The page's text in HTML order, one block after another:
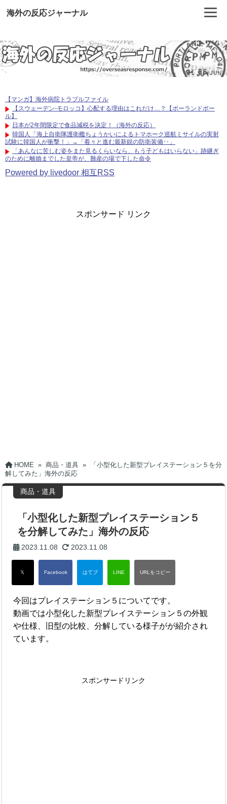
海外の反応ジャーナル
【マンガ】海外病院トラブルファイル
【スウェーデン-モロッコ】心配する理由はこれだけ…？【ポーランドボー
ル】
日本が2年間限定で食品減税を決定！（海外の反応）
韓国人「海上自衛隊護衛艦ちょうかいによるトマホーク巡航ミサイルの実射
試験に韓国人が衝撃！」→「着々と進む最新鋭の防衛装備‥」
「あんなに苦しむ姿をまた見るくらいなら、もう子どもはいらない」跡継ぎ
のために離婚までした皇帝が、難産の場で下した命令
Powered by livedoor 相互RSS
スポンサード リンク
HOME » 商品・道具 »
「小型化した新型プレイステーション５を分
解してみた」海外の反応
商品・道具
「小型化した新型プレイステーション５
を分解してみた」海外の反応
2023.11.08 2023.11.08
今回はプレイステーション５についてです。
動画では小型化した新型プレイステーション５の外観
や仕様、旧型の比較、分解している様子がが紹介され
ています。
スポンサードリンク